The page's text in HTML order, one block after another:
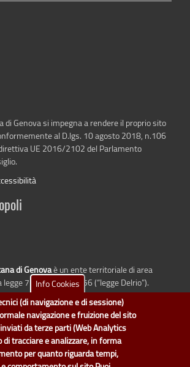
di Genova si impegna a rendere il proprio sito
al D.lgs. 10 agosto 2018, n.106
UE 2016/2102 del Parlamento
di Genovaè un ente territoriale di area
7 aprile 2014 n. 56 (“legge Delrio”).
di Genova.
è il progetto "Open Data" della
Metropolitana di Genova.
Info Cookies
(di navigazione e di sessione)
navigazione e fruizione del sito
da terze parti (Web Analytics
tracciare e analizzare, in forma
per quanto riguarda tempi,